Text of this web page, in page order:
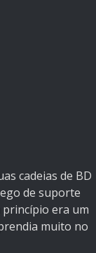
cadeias de BD
de suporte
princípio era um
muito no